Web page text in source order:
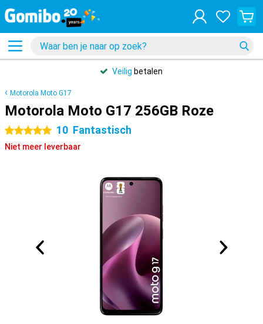
Veilig betalen
Motorola Moto G17
Motorola Moto G17 256GB Roze
5 sterren 10 Fantastisch
Niet meer leverbaar